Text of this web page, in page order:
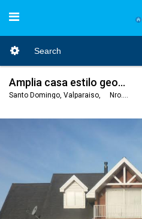
Amplia casa estilo georgeam
Santo Domingo, Valparaiso, Nro. Código 105